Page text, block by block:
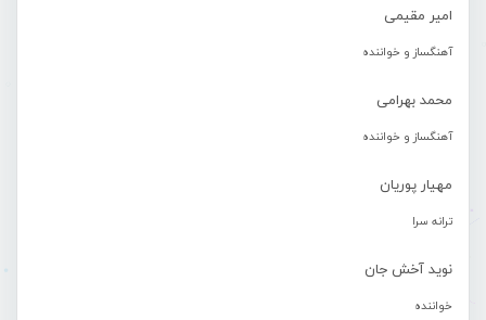
امیر مقیمی
آهنگساز و خواننده
محمد بهرامی
آهنگساز و خواننده
مهیار پوریان
ترانه سرا
نوید آخش جان
خواننده